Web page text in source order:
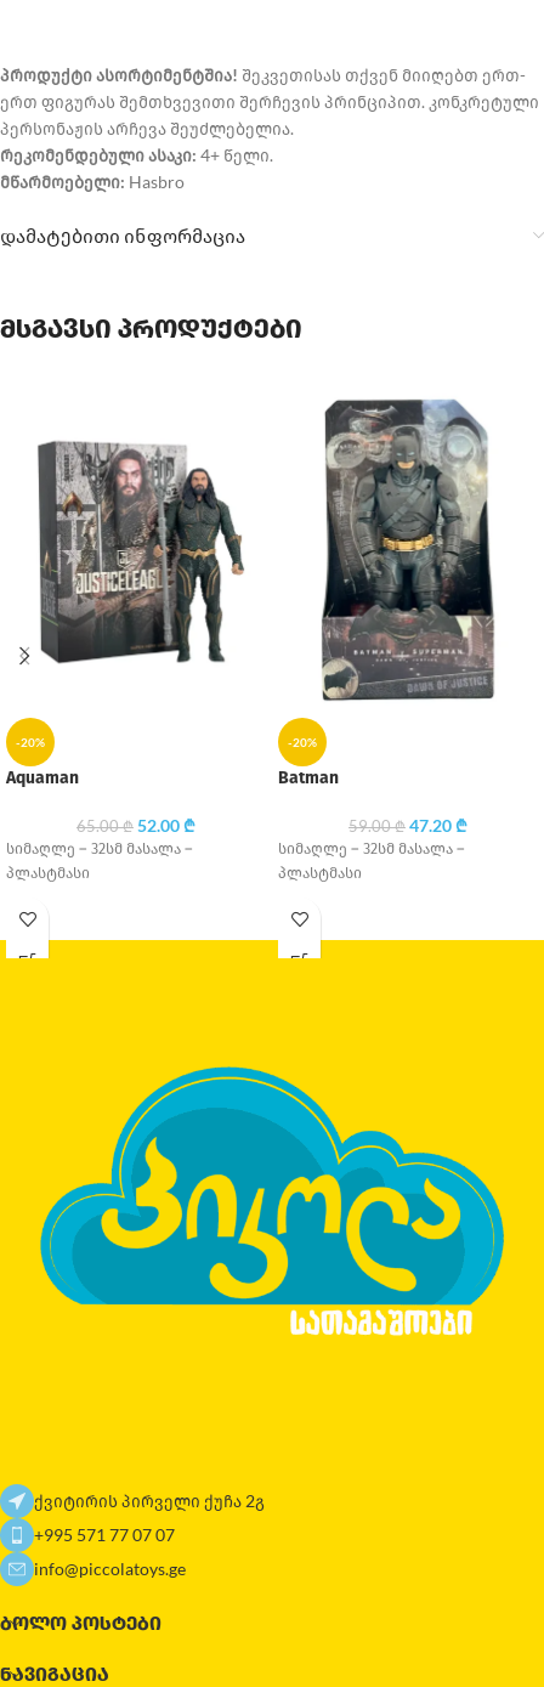
პროდუქტი ასორტიმენტშია! შეკვეთისას თქვენ მიიღებთ ერთ-
ერთ ფიგურას შემთხვევითი შერჩევის პრინციპით. კონკრეტული
პერსონაჟის არჩევა შეუძლებელია.
რეკომენდებული ასაკი: 4+ წელი.
მწარმოებელი: Hasbro
დამატებითი ინფორმაცია
მსგავსი პროდუქტები
-20%
Aquaman
65.00₾ 52.00₾
სიმაღლე – 32სმ მასალა –
პლასტმასი
-20%
Batman
59.00₾ 47.20₾
სიმაღლე – 32სმ მასალა –
პლასტმასი
ქვიტირის პირველი ქუჩა 2გ
+995 571 77 07 07
info@piccolatoys.ge
ᲑᲝᲚᲝ ᲞᲝᲡᲢᲔᲑᲘ
ᲜᲐᲕᲘᲒᲐᲪᲘᲐ